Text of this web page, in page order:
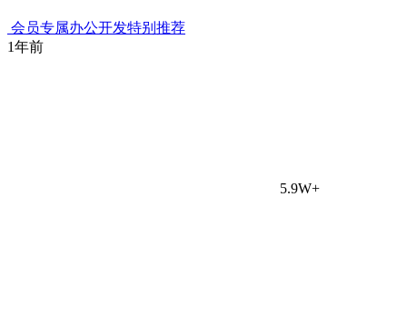
会员专属办公开发特别推荐
1年前
5.9W+